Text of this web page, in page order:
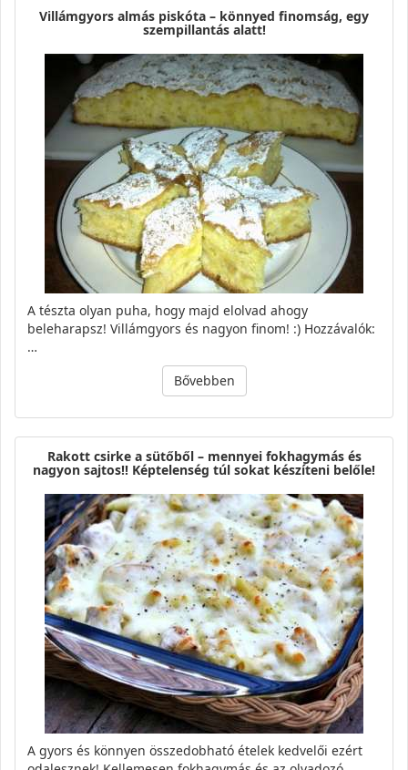
Villámgyors almás piskóta – könnyed finomság, egy
szempillantás alatt!
A tészta olyan puha, hogy majd elolvad ahogy
beleharapsz! Villámgyors és nagyon finom! :) Hozzávalók:
…
Bővebben
Rakott csirke a sütőből – mennyei fokhagymás és
nagyon sajtos!! Képtelenség túl sokat készíteni belőle!
A gyors és könnyen összedobható ételek kedvelői ezért